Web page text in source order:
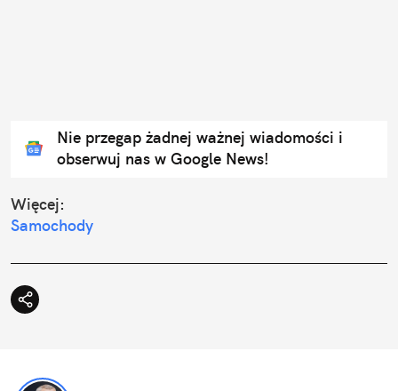
Nie przegap żadnej ważnej wiadomości i
obserwuj nas w Google News!
Więcej:
Samochody